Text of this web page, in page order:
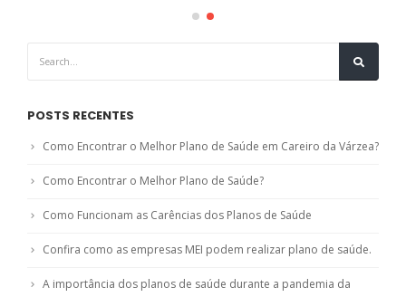
POSTS RECENTES
Como Encontrar o Melhor Plano de Saúde em Careiro da Várzea?
Como Encontrar o Melhor Plano de Saúde?
Como Funcionam as Carências dos Planos de Saúde
Confira como as empresas MEI podem realizar plano de saúde.
A importância dos planos de saúde durante a pandemia da